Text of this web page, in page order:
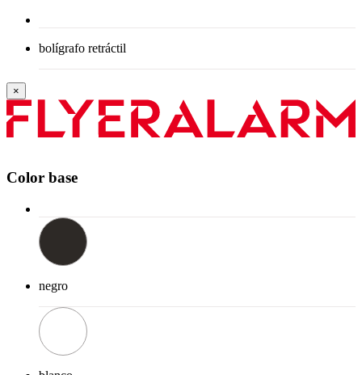
bolígrafo retráctil
×
Color base
negro